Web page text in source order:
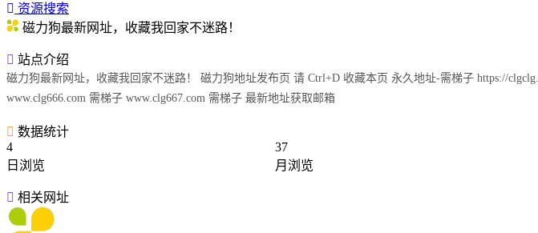
资源搜索
磁力狗最新网址，收藏我回家不迷路！
站点介绍
磁力狗最新网址，收藏我回家不迷路！ 磁力狗地址发布页 请 Ctrl+D 收藏本页 永久地址-需梯子 https://
www.clg666.com 需梯子 www.clg667.com 需梯子 最新地址获取邮箱
数据统计
4
日浏览
37
月浏览
相关网址